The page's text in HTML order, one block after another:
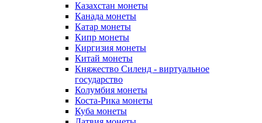
Казахстан монеты
Канада монеты
Катар монеты
Кипр монеты
Киргизия монеты
Китай монеты
Княжество Силенд - виртуальное
государство
Колумбия монеты
Коста-Рика монеты
Куба монеты